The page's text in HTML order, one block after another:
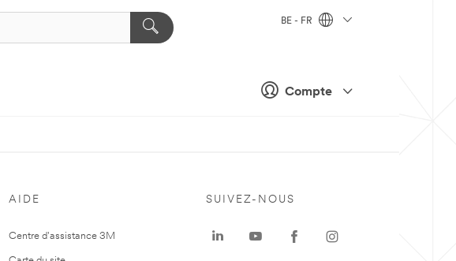
Compte
BE - FR
AIDE
Centre d'assistance 3M
SUIVEZ-NOUS